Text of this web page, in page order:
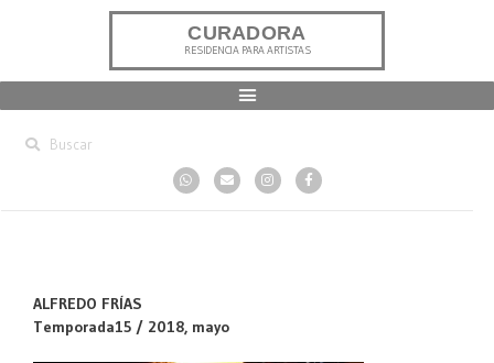
CURADORA
RESIDENCIA PARA ARTISTAS
ALFREDO FRÍAS
Temporada15 / 2018, mayo